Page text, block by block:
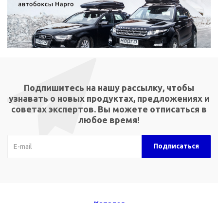
Подпишитесь на нашу рассылку, чтобы
узнавать о новых продуктах, предложениях и
советах экспертов. Вы можете отписаться в
любое время!